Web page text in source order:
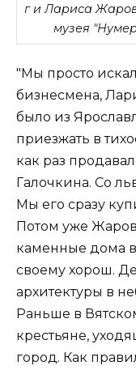
г и Лариса
музея
"Мы просто
бизнесмена,
было из
приезжать в
как раз
Галочкина. Со
Мы его сразу
Потом уже
каменные дома
своему хорош.
архитектуры в
Раньше в
крестьяне,
город. Как